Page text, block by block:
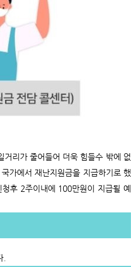
거리가 줄어들어 더욱 힘들수 밖에 없
가에서 재난지원금을 지급하기로 했
후 2주이내에 100만원이 지급될 예
.